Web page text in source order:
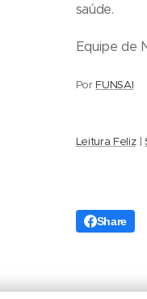
saúde.
Equipe de
Por FUNSAI
Leitura Feliz|
Share